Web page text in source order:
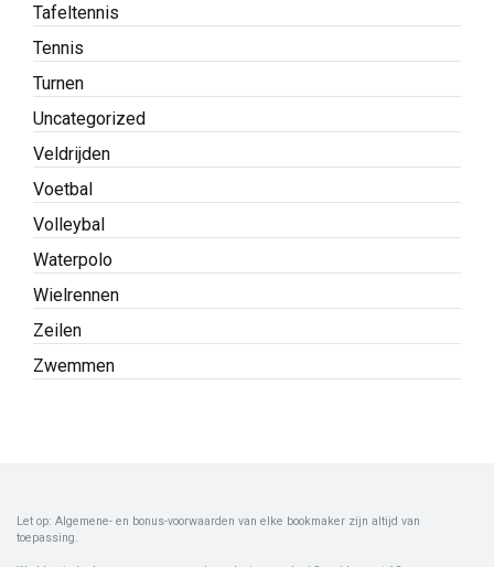
Tafeltennis
Tennis
Turnen
Uncategorized
Veldrijden
Voetbal
Volleybal
Waterpolo
Wielrennen
Zeilen
Zwemmen
Let op: Algemene- en bonus-voorwaarden van elke bookmaker zijn altijd van
toepassing.